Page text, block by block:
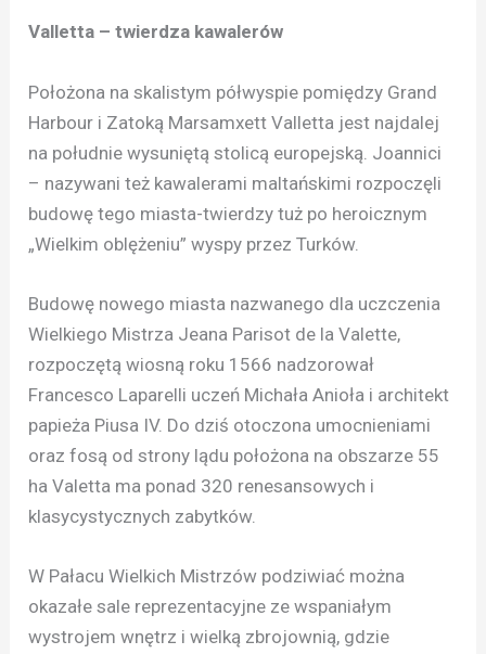
Valletta – twierdza kawalerów
Położona na skalistym półwyspie pomiędzy Grand
Harbour i Zatoką Marsamxett Valletta jest najdalej
na południe wysuniętą stolicą europejską. Joannici
– nazywani też kawalerami maltańskimi rozpoczęli
budowę tego miasta-twierdzy tuż po heroicznym
„Wielkim oblężeniu” wyspy przez Turków.
Budowę nowego miasta nazwanego dla uczczenia
Wielkiego Mistrza Jeana Parisot de la Valette,
rozpoczętą wiosną roku 1566 nadzorował
Francesco Laparelli uczeń Michała Anioła i architekt
papieża Piusa IV. Do dziś otoczona umocnieniami
oraz fosą od strony lądu położona na obszarze 55
ha Valetta ma ponad 320 renesansowych i
klasycystycznych zabytków.
W Pałacu Wielkich Mistrzów podziwiać można
okazałe sale reprezentacyjne ze wspaniałym
wystrojem wnętrz i wielką zbrojownią, gdzie